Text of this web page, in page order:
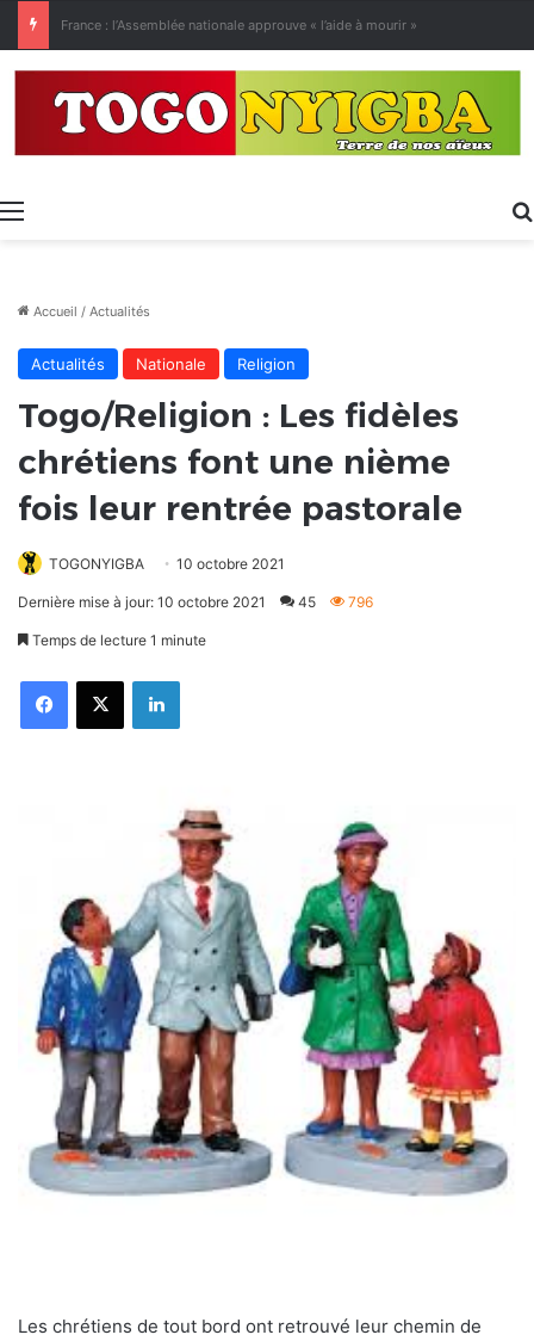
Menu
Accueil / Actualités
Actualités Nationale Religion
Togo/Religion : Les fidèles
chrétiens font une nième
fois leur rentrée pastorale
TOGONYIGBA 10 octobre 2021
Dernière mise à jour: 10 octobre 2021 45 796
Temps de lecture 1 minute
FacebookX Linkedin
Les chrétiens de tout bord ont retrouvé leur chemin de